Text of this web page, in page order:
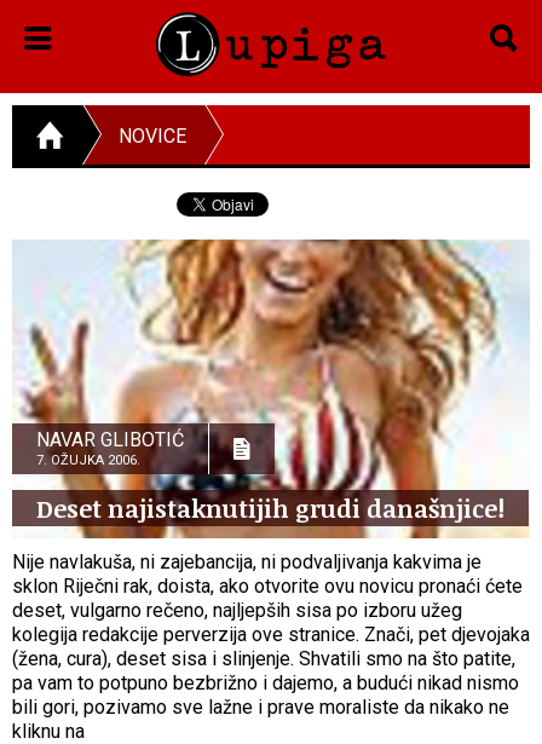
NOVICE
NAVAR GLIBOTIĆ
7. OŽUJKA 2006.
Deset najistaknutijih grudi današnjice!
Nije navlakuša, ni zajebancija, ni podvaljivanja kakvima je
sklon Riječni rak, doista, ako otvorite ovu novicu pronaći ćete
deset, vulgarno rečeno, najljepših sisa po izboru užeg
kolegija redakcije perverzija ove stranice. Znači, pet djevojaka
(žena, cura), deset sisa i slinjenje. Shvatili smo na što patite,
pa vam to potpuno bezbrižno i dajemo, a budući nikad nismo
bili gori, pozivamo sve lažne i prave moraliste da nikako ne
kliknu na